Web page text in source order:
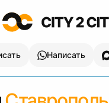
Написать